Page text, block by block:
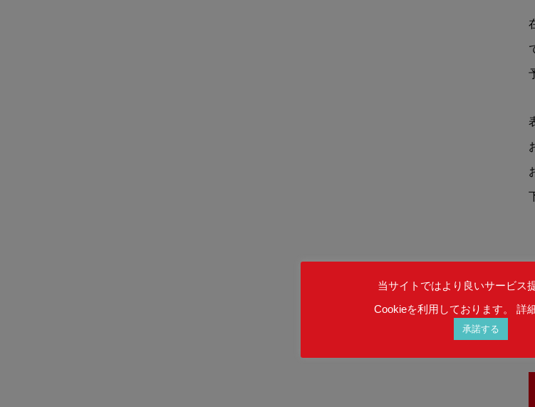
当サイトではより良いサービス
Cookieを利用しております。 詳
承諾する